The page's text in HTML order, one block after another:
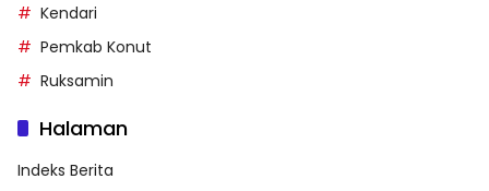
Kendari
Pemkab Konut
Ruksamin
Halaman
Indeks Berita